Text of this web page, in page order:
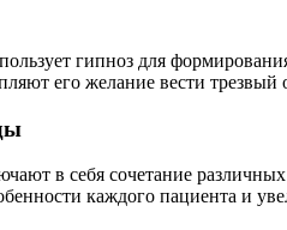
гипноз для
его желание вести трезвый
в себя сочетание
каждого пациента и